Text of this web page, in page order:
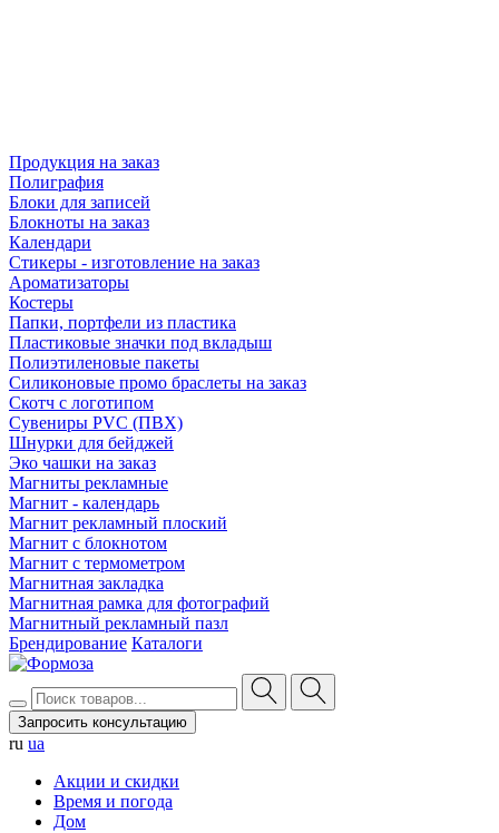
Продукция на заказ
Полиграфия
Блоки для записей
Блокноты на заказ
Календари
Стикеры - изготовление на заказ
Ароматизаторы
Костеры
Папки, портфели из пластика
Пластиковые значки под вкладыш
Полиэтиленовые пакеты
Силиконовые промо браслеты на заказ
Скотч с логотипом
Сувениры PVC (ПВХ)
Шнурки для бейджей
Эко чашки на заказ
Магниты рекламные
Магнит - календарь
Магнит рекламный плоский
Магнит с блокнотом
Магнит с термометром
Магнитная закладка
Магнитная рамка для фотографий
Магнитный рекламный пазл
Брендирование Каталоги
Запросить консультацию
ru ua
Акции и скидки
Время и погода
Дом